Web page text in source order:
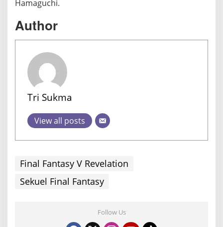
Hamaguchi.
Author
Tri Sukma
View all posts
Final Fantasy V Revelation
Sekuel Final Fantasy
Follow Us